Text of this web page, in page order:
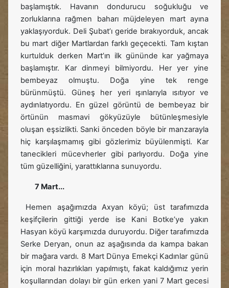
başlamıştık. Havanın dondurucu soğukluğu ve
zorluklarına rağmen baharı müjdeleyen mart ayına
yaklaşıyorduk. Deli Şubat’ı geride bırakıyorduk, ancak
bu mart diğer Martlardan farklı geçecekti. Tam kıştan
kurtulduk derken Mart’ın ilk gününde kar yağmaya
başlamıştır. Kar dinmeyi bilmiyordu. Her yer yine
bembeyaz olmuştu. Doğa yine tek renge
bürünmüştü. Güneş her yeri ışınlarıyla ısıtıyor ve
aydınlatıyordu. En güzel görüntü de bembeyaz bir
örtünün masmavi gökyüzüyle bütünleşmesiyle
oluşan eşsizlikti. Sanki önceden böyle bir manzarayla
hiç karşılaşmamış gibi gözlerimiz büyülenmişti. Kar
tanecikleri mücevherler gibi parlıyordu. Doğa yine
tüm güzelliğini, yarattıklarına sunuyordu.
7 Mart...
Hemen aşağımızda Axyan köyü; üst tarafımızda
keşifçilerin gittiği yerde ise Kani Botke’ye yakın
Hasyan köyü karşımızda duruyordu. Diğer tarafımızda
Serke Deryan, onun az aşağısında da kampa bakan
bir mağara vardı. 8 Mart Dünya Emekçi Kadınlar günü
için moral hazırlıkları yapılmıştı, fakat kaldığımız yerin
koşullarından dolayı bir gün erken yani 7 Mart gecesi